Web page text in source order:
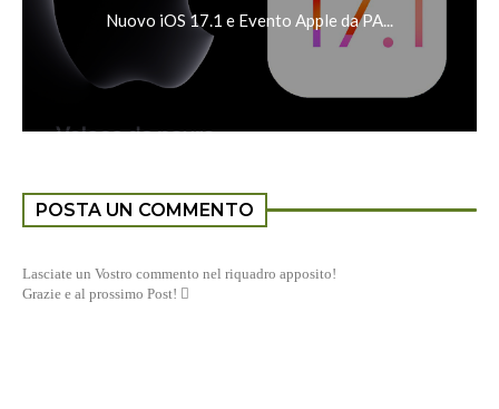
Nuovo iOS 17.1 e Evento Apple da PA...
POSTA UN COMMENTO
Lasciate un Vostro commento nel riquadro apposito!
Grazie e al prossimo Post! 